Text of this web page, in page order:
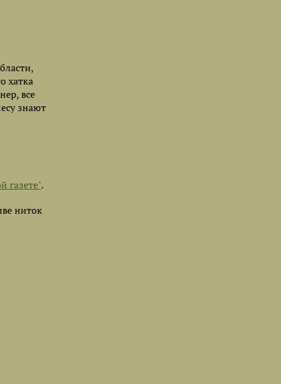
хатка
все
знают
газете".
ниток